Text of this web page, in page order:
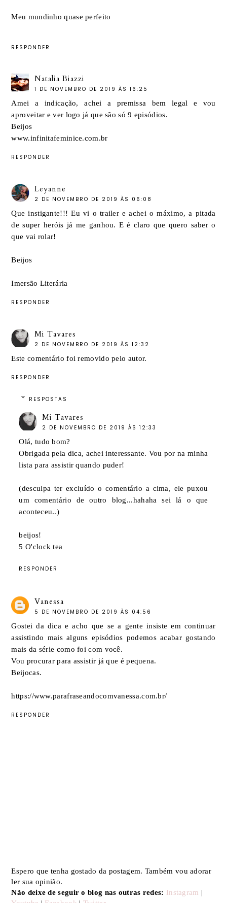
Meu mundinho quase perfeito
RESPONDER
Natalia Biazzi
1 DE NOVEMBRO DE 2019 ÀS 16:25
Amei a indicação, achei a premissa bem legal e vou
aproveitar e ver logo já que são só 9 episódios.
Beijos
www.infinitafeminice.com.br
RESPONDER
Leyanne
2 DE NOVEMBRO DE 2019 ÀS 06:08
Que instigante!!! Eu vi o trailer e achei o máximo, a pitada
de super heróis já me ganhou. E é claro que quero saber o
que vai rolar!
Beijos
Imersão Literária
RESPONDER
Mi Tavares
2 DE NOVEMBRO DE 2019 ÀS 12:32
Este comentário foi removido pelo autor.
RESPONDER
RESPOSTAS
Mi Tavares
2 DE NOVEMBRO DE 2019 ÀS 12:33
Olá, tudo bom?
Obrigada pela dica, achei interessante. Vou por na minha
lista para assistir quando puder!
(desculpa ter excluído o comentário a cima, ele puxou
um comentário de outro blog...hahaha sei lá o que
aconteceu..)
beijos!
5 O'clock tea
RESPONDER
Vanessa
5 DE NOVEMBRO DE 2019 ÀS 04:56
Gostei da dica e acho que se a gente insiste em continuar
assistindo mais alguns episódios podemos acabar gostando
mais da série como foi com você.
Vou procurar para assistir já que é pequena.
Beijocas.
https://www.parafraseandocomvanessa.com.br/
RESPONDER
Espero que tenha gostado da postagem. Também vou adorar
ler sua opinião.
Não deixe de seguir o blog nas outras redes: Instagram |